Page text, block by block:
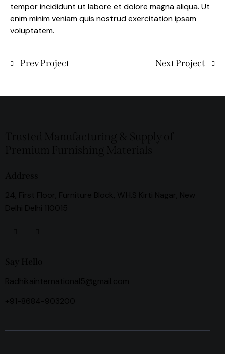
tempor incididunt ut labore et dolore magna aliqua. Ut
enim minim veniam quis nostrud exercitation ipsam
voluptatem.
Prev Project Next Project